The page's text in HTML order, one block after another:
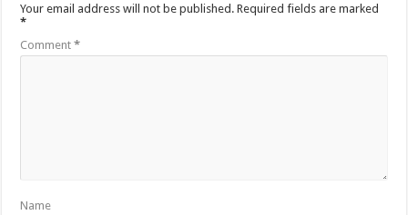
Your email address will not be published. Required fields are marked
*
Comment*
Name